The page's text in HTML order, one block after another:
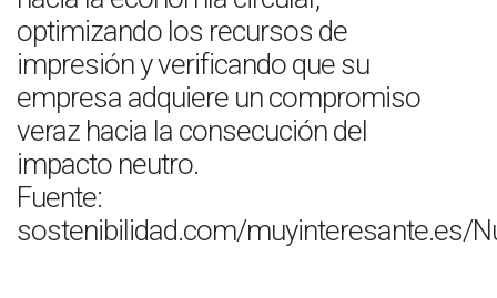
optimizando los recursos de
impresión y verificando que su
empresa adquiere un compromiso
veraz hacia la consecución del
impacto neutro.
Fuente:
sostenibilidad.com/muyinteresante.es/